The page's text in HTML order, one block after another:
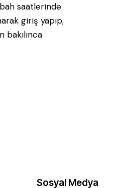
saatlerinde
giriş yapıp,
bakılınca
Sosyal Medya